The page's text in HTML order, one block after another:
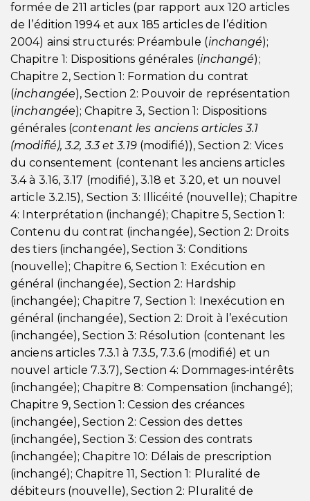
formée de 211 articles (par rapport aux 120 articles
de l’édition 1994 et aux 185 articles de l’édition
2004) ainsi structurés: Préambule (inchangé);
Chapitre 1: Dispositions générales (inchangé);
Chapitre 2, Section 1: Formation du contrat
(inchangée), Section 2: Pouvoir de représentation
(inchangée); Chapitre 3, Section 1: Dispositions
générales (contenant les anciens articles 3.1
(modifié), 3.2, 3.3 et 3.19 (modifié)), Section 2: Vices
du consentement (contenant les anciens articles
3.4 à 3.16, 3.17 (modifié), 3.18 et 3.20, et un nouvel
article 3.2.15), Section 3: Illicéité (nouvelle); Chapitre
4: Interprétation (inchangé); Chapitre 5, Section 1:
Contenu du contrat (inchangée), Section 2: Droits
des tiers (inchangée), Section 3: Conditions
(nouvelle); Chapitre 6, Section 1: Exécution en
général (inchangée), Section 2: Hardship
(inchangée); Chapitre 7, Section 1: Inexécution en
général (inchangée), Section 2: Droit à l’exécution
(inchangée), Section 3: Résolution (contenant les
anciens articles 7.3.1 à 7.3.5, 7.3.6 (modifié) et un
nouvel article 7.3.7), Section 4: Dommages-intérêts
(inchangée); Chapitre 8: Compensation (inchangé);
Chapitre 9, Section 1: Cession des créances
(inchangée), Section 2: Cession des dettes
(inchangée), Section 3: Cession des contrats
(inchangée); Chapitre 10: Délais de prescription
(inchangé); Chapitre 11, Section 1: Pluralité de
débiteurs (nouvelle), Section 2: Pluralité de